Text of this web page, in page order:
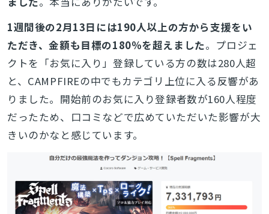
1週間後の2月13日には190人以上の方から支援をい
ただき、金額も目標の180％を超えました。プロジェ
クトを「お気に入り」登録している方の数は280人超
と、CAMPFIREの中でもカテゴリ上位に入る反響があ
りました。 開始前のお気に入り登録者数が160人程度
だったため、口コミなどで広めていただいた影響が大
きいのかなと感じています。